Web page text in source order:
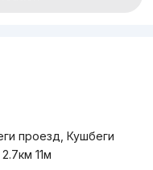
проезд, Кушбеги
11м